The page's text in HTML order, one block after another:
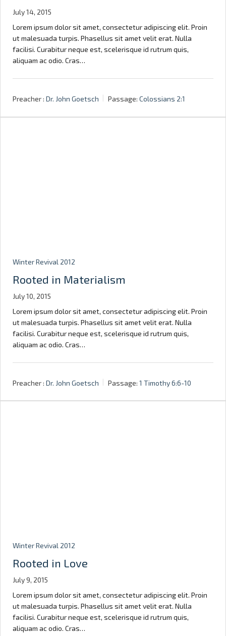
July 14, 2015
Lorem ipsum dolor sit amet, consectetur adipiscing elit. Proin
ut malesuada turpis. Phasellus sit amet velit erat. Nulla
facilisi. Curabitur neque est, scelerisque id rutrum quis,
aliquam ac odio. Cras…
Preacher : Dr. John Goetsch Passage: Colossians 2:1
Winter Revival 2012
Rooted in Materialism
July 10, 2015
Lorem ipsum dolor sit amet, consectetur adipiscing elit. Proin
ut malesuada turpis. Phasellus sit amet velit erat. Nulla
facilisi. Curabitur neque est, scelerisque id rutrum quis,
aliquam ac odio. Cras…
Preacher : Dr. John Goetsch Passage: 1 Timothy 6:6-10
Winter Revival 2012
Rooted in Love
July 9, 2015
Lorem ipsum dolor sit amet, consectetur adipiscing elit. Proin
ut malesuada turpis. Phasellus sit amet velit erat. Nulla
facilisi. Curabitur neque est, scelerisque id rutrum quis,
aliquam ac odio. Cras…